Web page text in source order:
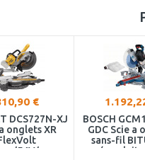
€
DCS727N-XJ
onglets XR
54V/sans
BOSCH
GDC Scie a
sans-fil
(produit